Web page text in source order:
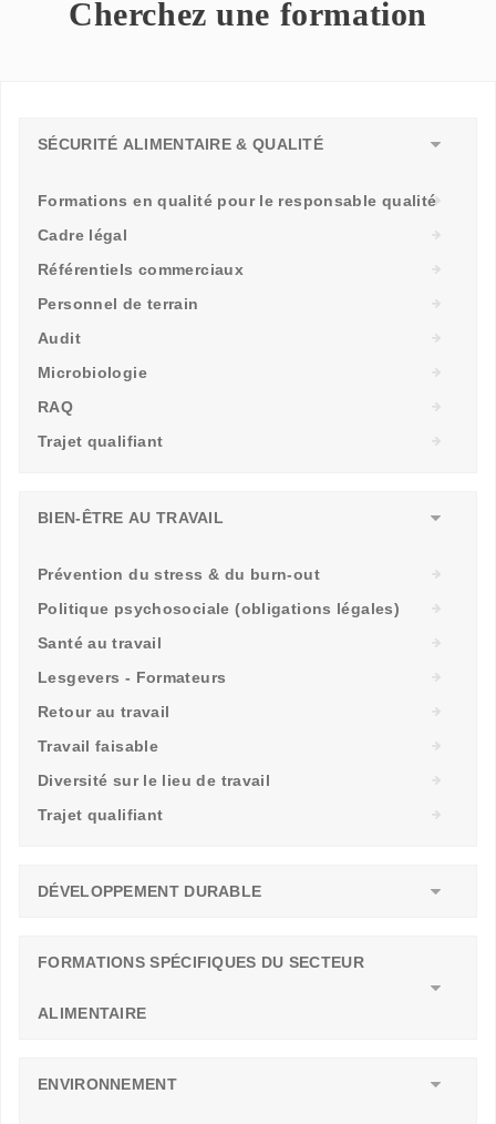
Cherchez une formation
SÉCURITÉ ALIMENTAIRE & QUALITÉ
Formations en qualité pour le responsable qualité
Cadre légal
Référentiels commerciaux
Personnel de terrain
Audit
Microbiologie
RAQ
Trajet qualifiant
BIEN-ÊTRE AU TRAVAIL
Prévention du stress & du burn-out
Politique psychosociale (obligations légales)
Santé au travail
Lesgevers - Formateurs
Retour au travail
Travail faisable
Diversité sur le lieu de travail
Trajet qualifiant
DÉVELOPPEMENT DURABLE
FORMATIONS SPÉCIFIQUES DU SECTEUR
ALIMENTAIRE
ENVIRONNEMENT